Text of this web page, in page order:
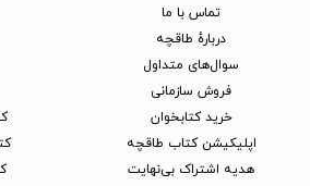
تماس با ما
دربارهٔ طاقچه
سوال‌های متداول
فروش سازمانی
خرید کتابخوان
اپلیکیشن کتاب طاقچه
هدیه اشتراک بی‌نهایت